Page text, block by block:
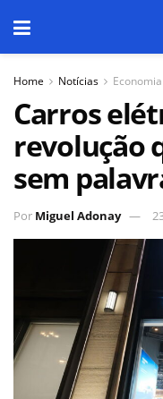
Home Notícias Economia
Carros
revolução
sem
Por Miguel Adonay